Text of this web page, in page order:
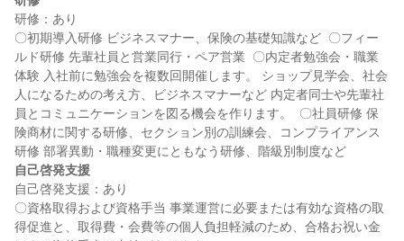
研修：あり
〇初期導入研修 ビジネスマナー、保険の基礎知識など  〇フィー
ルド研修 先輩社員と営業同行・ペア営業  〇内定者勉強会・職業
体験 入社前に勉強会を複数回開催します。 ショップ見学会、社会
人になるための考え方、ビジネスマナーなど 内定者同士や先輩社
員とコミュニケーションを図る機会を作ります。  〇社員研修 保
険商材に関する研修、セクション別の訓練会、コンプライアンス
自己啓発支援
自己啓発支援：あり
〇資格取得および資格手当 事業運営に必要または有効な資格の取
得促進と、取得費・会費等の個人負担軽減のため、合格お祝い金